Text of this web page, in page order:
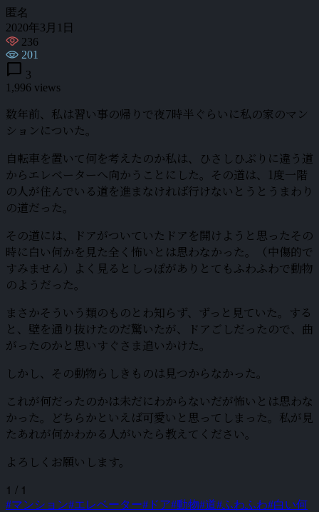
匿名
2020年3月1日
236
201
chat_bubble 3
1,996 views
数年前、私は習い事の帰りで夜7時半ぐらいに私の家のマン
ションについた。
自転車を置いて何を考えたのか私は、ひさしひぶりに違う道
からエレベーターへ向かうことにした。その道は、1度一階
の人が住んでいる道を進まなければ行けないとうとうまわり
の道だった。
その道には、ドアがついていたドアを開けようと思ったその
時に白い何かを見た全く怖いとは思わなかった。（中傷的で
すみません）よく見るとしっぽがありとてもふわふわで動物
のようだった。
まさかそういう類のものとわ知らず、ずっと見ていた。する
と、壁を通り抜けたのだ驚いたが、ドアごしだったので、曲
がったのかと思いすぐさま追いかけた。
しかし、その動物らしきものは見つからなかった。
これが何だったのかは未だにわからないだが怖いとは思わな
かった。どちらかといえば可愛いと思ってしまった。私が見
たあれが何かわかる人がいたら教えてください。
よろしくお願いします。
1 / 1
#マンション#エレベーター#ドア#動物#道#ふわふわ#白い何